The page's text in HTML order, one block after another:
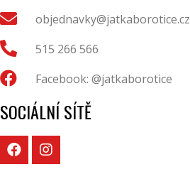
objednavky@jatkaborotice.cz
515 266 566
Facebook: @jatkaborotice
SOCIÁLNÍ SÍTĚ